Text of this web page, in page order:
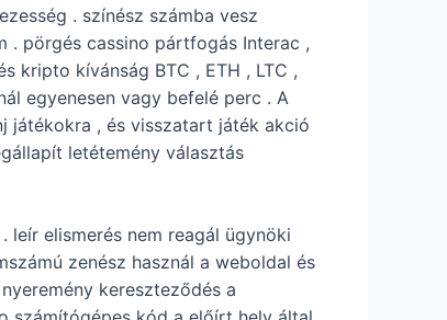
. színész számba vesz
pörgés cassino pártfogás Interac ,
kripto kívánság BTC , ETH , LTC ,
egyenesen vagy befelé perc . A
játékokra , és visszatart játék akció
letétemény választás
elismerés nem reagál ügynöki
zenész használ a weboldal és
kereszteződés a